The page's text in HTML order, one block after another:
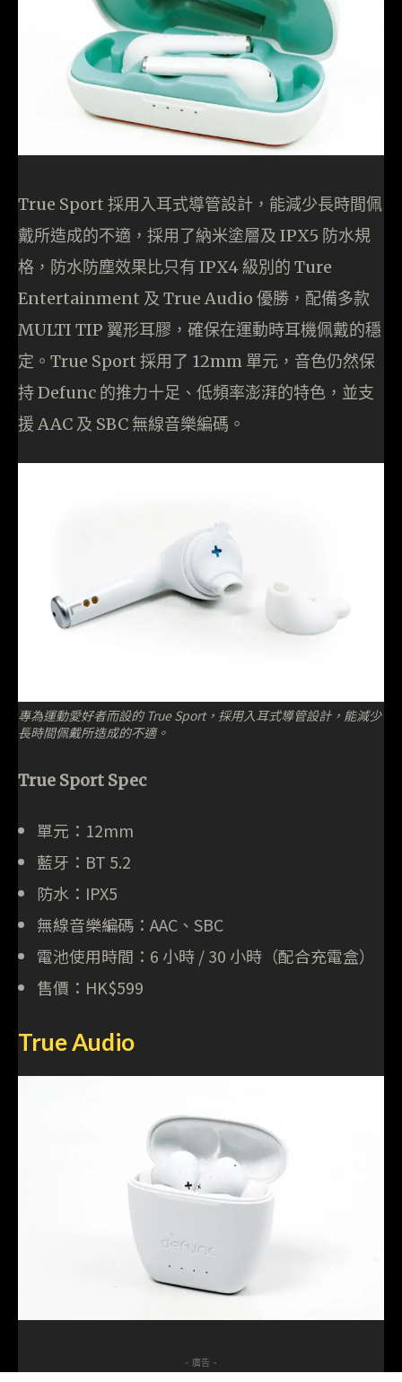
True Sport 採用入耳式導管設計，能減少長時間佩
戴所造成的不適，採用了納米塗層及 IPX5 防水規
格，防水防塵效果比只有 IPX4 級別的 Ture
Entertainment 及 True Audio 優勝，配備多款
MULTI TIP 翼形耳膠，確保在運動時耳機佩戴的穩
定。True Sport 採用了 12mm 單元，音色仍然保
持 Defunc 的推力十足、低頻率澎湃的特色，並支
援 AAC 及 SBC 無線音樂編碼。
專為運動愛好者而設的 True Sport，採用入耳式導管設計，能減少
長時間佩戴所造成的不適。
True Sport Spec
單元：12mm
藍牙：BT 5.2
防水：IPX5
無線音樂編碼：AAC、SBC
電池使用時間：6 小時 / 30 小時（配合充電盒）
售價：HK$599
True Audio
- 廣告 -